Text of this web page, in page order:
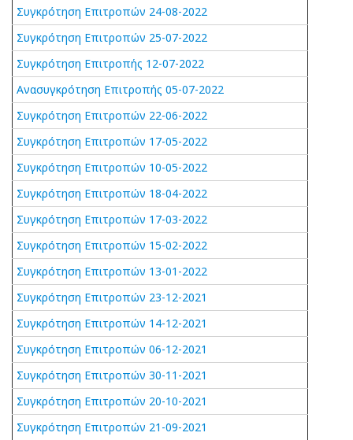
Συγκρότηση Επιτροπών 24-08-2022
Συγκρότηση Επιτροπών 25-07-2022
Συγκρότηση Επιτροπής 12-07-2022
Ανασυγκρότηση Επιτροπής 05-07-2022
Συγκρότηση Επιτροπών 22-06-2022
Συγκρότηση Επιτροπών 17-05-2022
Συγκρότηση Επιτροπών 10-05-2022
Συγκρότηση Επιτροπών 18-04-2022
Συγκρότηση Επιτροπών 17-03-2022
Συγκρότηση Επιτροπών 15-02-2022
Συγκρότηση Επιτροπών 13-01-2022
Συγκρότηση Επιτροπών 23-12-2021
Συγκρότηση Επιτροπών 14-12-2021
Συγκρότηση Επιτροπών 06-12-2021
Συγκρότηση Επιτροπών 30-11-2021
Συγκρότηση Επιτροπών 20-10-2021
Συγκρότηση Επιτροπών 21-09-2021